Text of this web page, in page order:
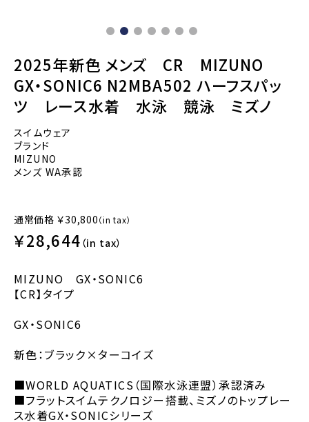
2025年新色 メンズ CR MIZUNO
GX・SONIC6 N2MBA502 ハーフスパッ
ツ レース水着 水泳 競泳 ミズノ
スイムウェア
ブランド
MIZUNO
メンズ WA承認
通常価格 ￥30,800（in tax）
￥28,644 （in tax）
MIZUNO GX・SONIC6
【CR】タイプ
GX・SONIC6
新色：ブラック×ターコイズ
■WORLD AQUATICS（国際水泳連盟）承認済み
■フラットスイムテクノロジー搭載、ミズノのトップレー
ス水着GX・SONICシリーズ